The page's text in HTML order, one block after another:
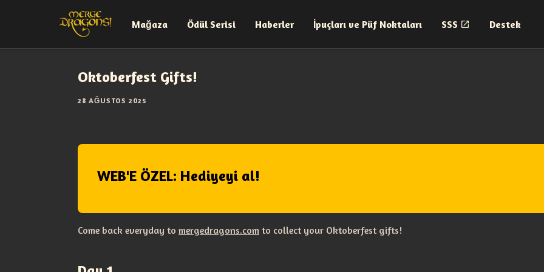
Mağaza Ödül Serisi Haberler İpuçları ve Püf Noktaları SSS Destek
Oktoberfest Gifts!
28 AĞUSTOS 2025
WEB'E ÖZEL: Hediyeyi al!
Come back everyday to mergedragons.com to collect your Oktoberfest gifts!